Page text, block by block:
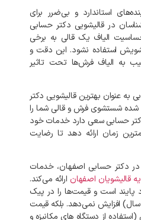
استاندارد و بی‌ضرر برای
در قالیشویی دکتر حسابی
الیاف یک قالی به برخی
استفاده نشود. این دقت و
به الیاف فرش‌ها تحت تاثیر
به عنوان بهترین قالیشویی دکتر
شده شستشوی فرش و قالی شما را
حسابی سعی دارد خدمات خود
زمان ارائه دهد تا رضایت
در دکتر حسابی اصفهان، خدمات
قالیشویان اصفهان ارائه می‌کند.
پایند است و قیمت‌ها را در پیک‌
سال) افزایش نمی‌دهد. بلکه قیمت
(استفاده از دستگاه های مکانیزه و